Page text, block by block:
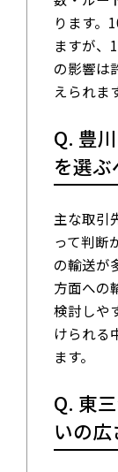
ります。
ますが、
の影響は
えられま
Q. 豊
を選ぶ
主な取引
って判断
の輸送が
方面への
検討しや
けられる
ます。
Q. 東
いの